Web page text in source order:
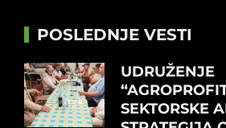
POSLEDNJE VESTI
UDRUŽENJE
SEKTORSKE